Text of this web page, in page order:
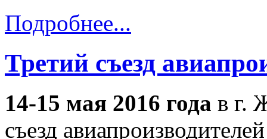
Подробнее...
Третий съезд
14-15 мая 2016 года в г.
съезд